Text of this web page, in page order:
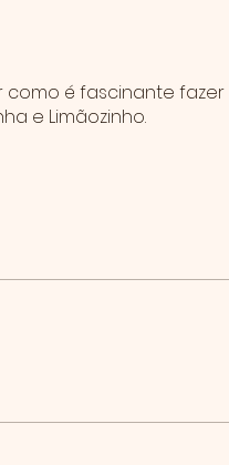
como é fascinante
e Limãozinho.